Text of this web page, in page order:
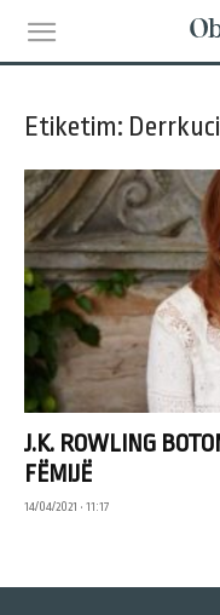
Etiketim:
J.K. ROWLING
FËMIJË
14/04/2021 • 11:17